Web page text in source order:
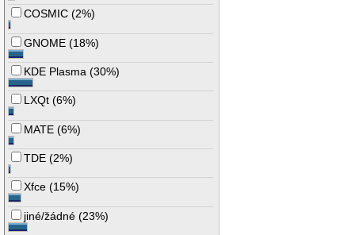
COSMIC (2%)
GNOME (18%)
KDE Plasma (30%)
LXQt (6%)
MATE (6%)
TDE (2%)
Xfce (15%)
jiné/žádné (23%)